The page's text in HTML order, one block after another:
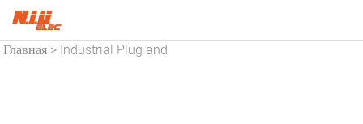
Главная > Industrial Plug and